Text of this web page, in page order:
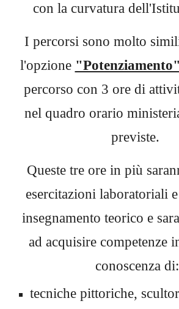
con la curvatura
I percorsi sono molto
l'opzione "Potenziamento"
percorso con 3 ore di
nel quadro orario
previste.
Queste tre ore in più
esercitazioni laboratoriali
insegnamento teorico e
ad acquisire competenze
conoscenza di:
tecniche pittoriche,